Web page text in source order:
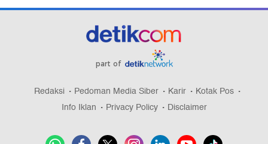
part of
Redaksi Pedoman Media Siber Karir
Kotak Pos
Info Iklan
Privacy Policy Disclaimer